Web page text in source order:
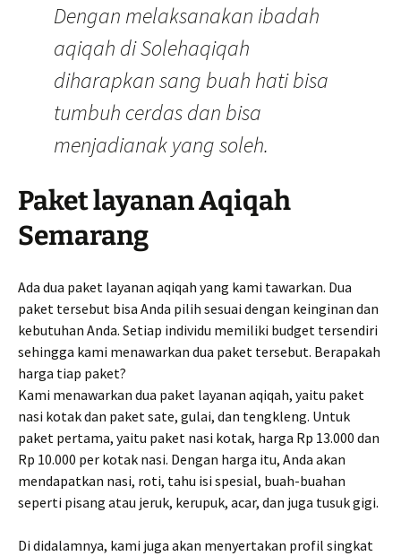
Dengan melaksanakan ibadah
aqiqah di Solehaqiqah
diharapkan sang buah hati bisa
tumbuh cerdas dan bisa
menjadianak yang soleh.
Paket layanan Aqiqah
Semarang
Ada dua paket layanan aqiqah yang kami tawarkan. Dua
paket tersebut bisa Anda pilih sesuai dengan keinginan dan
kebutuhan Anda. Setiap individu memiliki budget tersendiri
sehingga kami menawarkan dua paket tersebut. Berapakah
harga tiap paket?
Kami menawarkan dua paket layanan aqiqah, yaitu paket
nasi kotak dan paket sate, gulai, dan tengkleng. Untuk
paket pertama, yaitu paket nasi kotak, harga Rp 13.000 dan
Rp 10.000 per kotak nasi. Dengan harga itu, Anda akan
mendapatkan nasi, roti, tahu isi spesial, buah-buahan
seperti pisang atau jeruk, kerupuk, acar, dan juga tusuk gigi.
Di didalamnya, kami juga akan menyertakan profil singkat